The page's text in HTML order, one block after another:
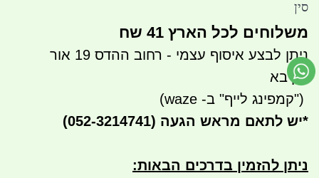
סין
משלוחים לכל הארץ 41 שח
ניתן לבצע איסוף עצמי - רחוב ההדס 19 אור
עקיבא
")קמפינג לייף" ב- waze)
*יש לתאם מראש הגעה (052-3214741)
ניתן להזמין בדרכים הבאות: